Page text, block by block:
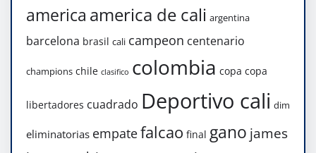
america america de cali argentina
barcelona brasil cali campeon centenario
champions chile clasifico colombia copa copa
libertadores cuadrado Deportivo cali dim
eliminatorias empatefalcao final gano james